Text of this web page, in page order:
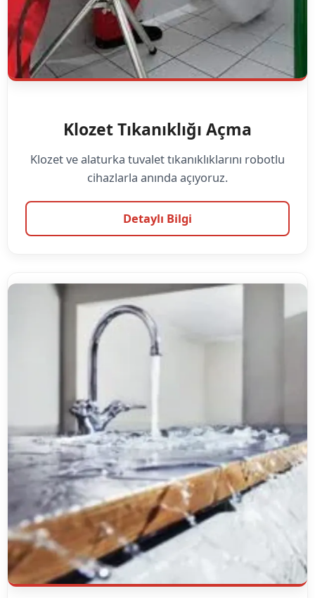
Klozet Tıkanıklığı Açma
Klozet ve alaturka tuvalet tıkanıklıklarını robotlu
cihazlarla anında açıyoruz.
Detaylı Bilgi